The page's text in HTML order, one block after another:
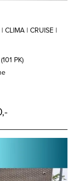
CLIMA | CRUISE |
PK)